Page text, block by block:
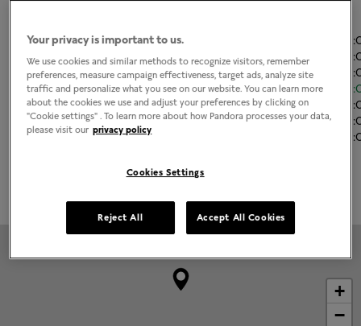
Lunes
Martes
Miércoles
11:00
Jueves
11:00
Viernes
11:00
Sábado
11:00
Domingo
+
−
Your privacy is important to us.
We use cookies and similar methods to recognize visitors, remember
preferences, measure campaign effectiveness, target ads, analyze site
traffic and personalize what you see on our website. You can learn more
about the cookies we use and adjust your preferences by clicking on
"Cookie settings" . To learn more about how Pandora processes your data,
please visit our privacy policy
Cookies Settings
Reject All Accept All Cookies